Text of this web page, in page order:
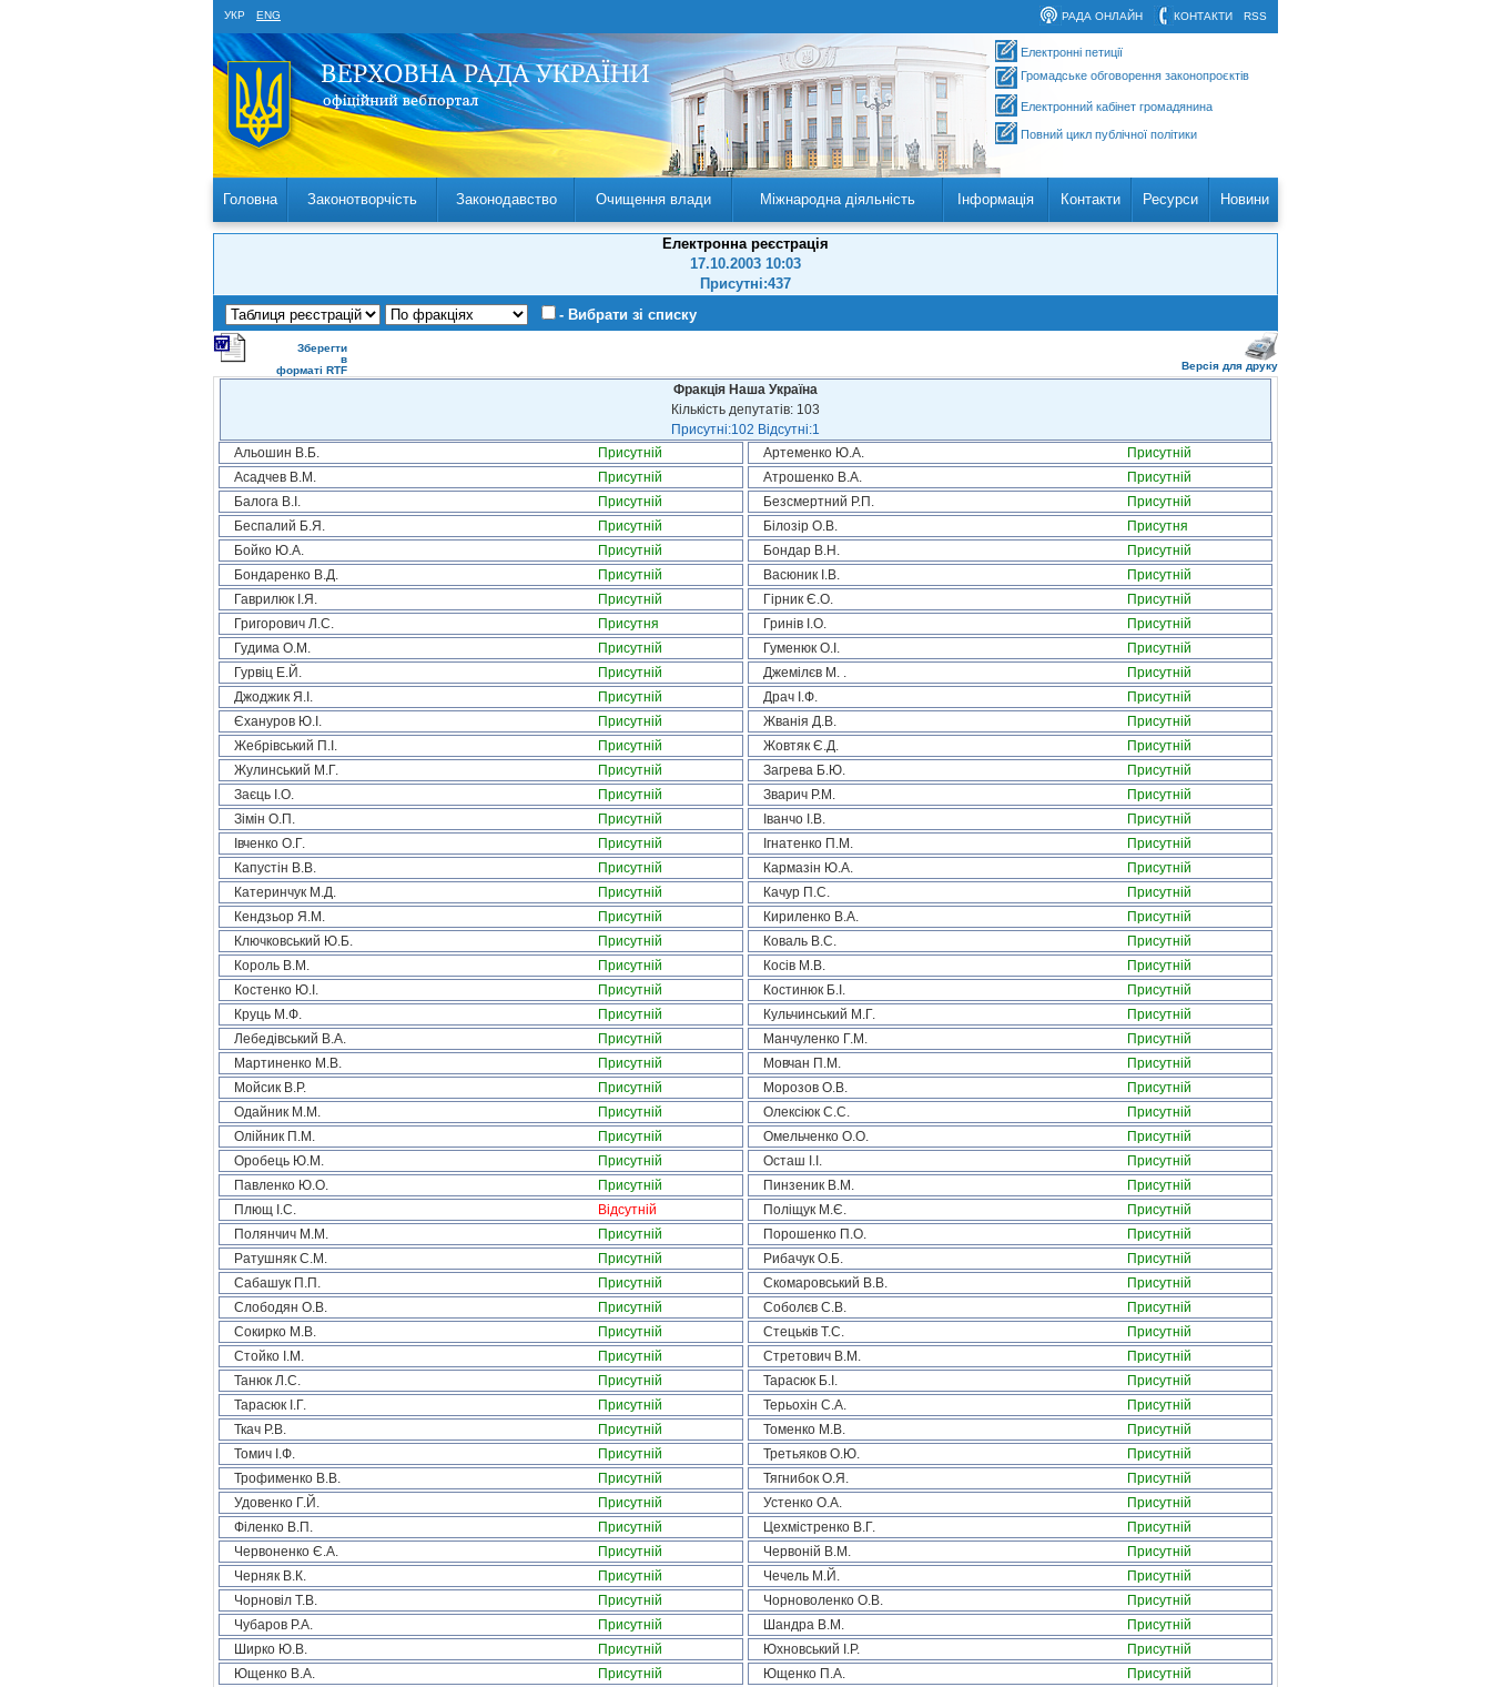
УКР ENG RSS
КОНТАКТИ
РАДА ОНЛАЙН
Електронні петиції
Громадське обговорення законопроєктів
Електронний кабінет громадянина
Повний цикл публічної політики
Головна Законотворчість Законодавство Очищення влади Міжнародна діяльність Інформація Контакти Ресурси Новини
Електронна реєстрація
17.10.2003 10:03
Присутні:437
- Вибрати зі списку
Зберегти
в
форматі RTF
Версія для друку
Фракція Наша Україна
Кількість депутатів: 103
Присутні:102 Відсутні:1
Альошин В.Б.
Присутній Артеменко Ю.А.
Присутній
Асадчев В.М.
Присутній Атрошенко В.А.
Присутній
Балога В.І.
Присутній Безсмертний Р.П.
Присутній
Беспалий Б.Я.
Присутній Білозір О.В.
Присутня
Бойко Ю.А.
Присутній Бондар В.Н.
Присутній
Бондаренко В.Д.
Присутній Васюник І.В.
Присутній
Гаврилюк І.Я.
Присутній Гірник Є.О.
Присутній
Григорович Л.С.
Присутня Гринів І.О.
Присутній
Гудима О.М.
Присутній Гуменюк О.І.
Присутній
Гурвіц Е.Й.
Присутній Джемілєв М. .
Присутній
Джоджик Я.І.
Присутній Драч І.Ф.
Присутній
Єхануров Ю.І.
Присутній Жванія Д.В.
Присутній
Жебрівський П.І.
Присутній Жовтяк Є.Д.
Присутній
Жулинський М.Г.
Присутній Загрева Б.Ю.
Присутній
Заєць І.О.
Присутній Зварич Р.М.
Присутній
Зімін О.П.
Присутній Іванчо І.В.
Присутній
Івченко О.Г.
Присутній Ігнатенко П.М.
Присутній
Капустін В.В.
Присутній Кармазін Ю.А.
Присутній
Катеринчук М.Д.
Присутній Качур П.С.
Присутній
Кендзьор Я.М.
Присутній Кириленко В.А.
Присутній
Ключковський Ю.Б.
Присутній Коваль В.С.
Присутній
Король В.М.
Присутній Косів М.В.
Присутній
Костенко Ю.І.
Присутній Костинюк Б.І.
Присутній
Круць М.Ф.
Присутній Кульчинський М.Г.
Присутній
Лебедівський В.А.
Присутній Манчуленко Г.М.
Присутній
Мартиненко М.В.
Присутній Мовчан П.М.
Присутній
Мойсик В.Р.
Присутній Морозов О.В.
Присутній
Одайник М.М.
Присутній Олексіюк С.С.
Присутній
Олійник П.М.
Присутній Омельченко О.О.
Присутній
Оробець Ю.М.
Присутній Осташ І.І.
Присутній
Павленко Ю.О.
Присутній Пинзеник В.М.
Присутній
Плющ І.С.
Відсутній Поліщук М.Є.
Присутній
Полянчич М.М.
Присутній Порошенко П.О.
Присутній
Ратушняк С.М.
Присутній Рибачук О.Б.
Присутній
Сабашук П.П.
Присутній Скомаровський В.В.
Присутній
Слободян О.В.
Присутній Соболєв С.В.
Присутній
Сокирко М.В.
Присутній Стецьків Т.С.
Присутній
Стойко І.М.
Присутній Стретович В.М.
Присутній
Танюк Л.С.
Присутній Тарасюк Б.І.
Присутній
Тарасюк І.Г.
Присутній Терьохін С.А.
Присутній
Ткач Р.В.
Присутній Томенко М.В.
Присутній
Томич І.Ф.
Присутній Третьяков О.Ю.
Присутній
Трофименко В.В.
Присутній Тягнибок О.Я.
Присутній
Удовенко Г.Й.
Присутній Устенко О.А.
Присутній
Філенко В.П.
Присутній Цехмістренко В.Г.
Присутній
Червоненко Є.А.
Присутній Червоній В.М.
Присутній
Черняк В.К.
Присутній Чечель М.Й.
Присутній
Чорновіл Т.В.
Присутній Чорноволенко О.В.
Присутній
Чубаров Р.А.
Присутній Шандра В.М.
Присутній
Ширко Ю.В.
Присутній Юхновський І.Р.
Присутній
Ющенко В.А.
Присутній Ющенко П.А.
Присутній